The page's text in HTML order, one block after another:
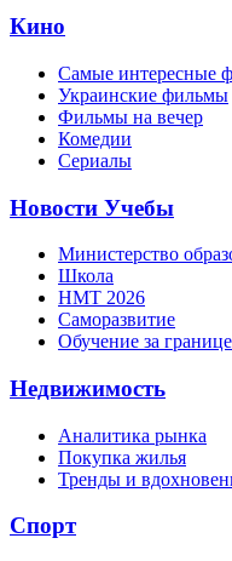
Кино
Самые интересные
Украинские фильмы
Фильмы на вечер
Комедии
Сериалы
Новости Учебы
Министерство
Школа
НМТ 2026
Саморазвитие
Обучение за
Недвижимость
Аналитика рынка
Покупка жилья
Тренды и
Спорт